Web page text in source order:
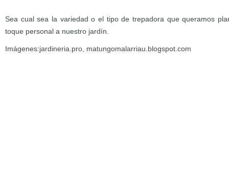
Sea cual sea la variedad o el tipo de trepadora que queramos
toque personal a nuestro jardín.
Imágenes:jardineria.pro, matungomalarriau.blogspot.com